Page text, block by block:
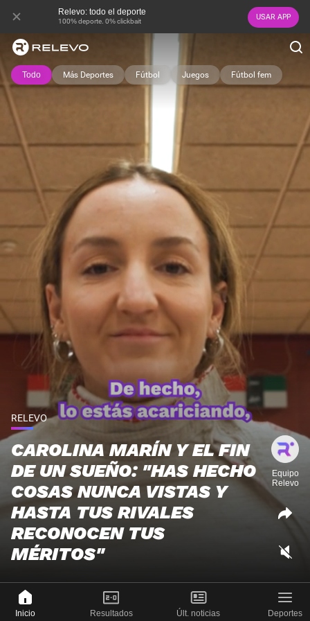
Relevo: todo el deporte
100% deporte. 0% clickbait USAR APP
Todo Más Deportes Fútbol Juegos Fútbol fem
RELEVO
CAROLINA MARÍN Y EL FIN
DE UN SUEÑO: "HAS HECHO
COSAS NUNCA VISTAS Y
HASTA TUS RIVALES
RECONOCEN TUS
MÉRITOS"
Equipo
Relevo
Inicio Resultados Últ. noticias Deportes